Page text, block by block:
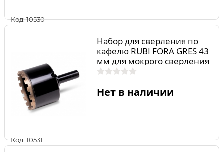
Код: 10530
Код: 10531
Набор для сверления по
кафелю RUBI FORA GRES 43
мм для мокрого сверления
04981
Нет в наличии